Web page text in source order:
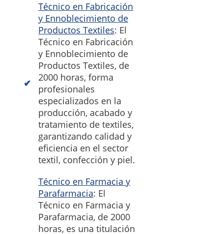
Técnico en Fabricación
y Ennoblecimiento de
Productos Textiles: El
Técnico en Fabricación
y Ennoblecimiento de
Productos Textiles, de
2000 horas, forma
profesionales
especializados en la
producción, acabado y
tratamiento de textiles,
garantizando calidad y
eficiencia en el sector
textil, confección y piel.
Técnico en Farmacia y
Parafarmacia: El
Técnico en Farmacia y
Parafarmacia, de 2000
horas, es una titulación